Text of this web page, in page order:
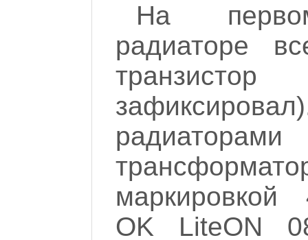
На
радиаторе
маркировкой
OK LiteON